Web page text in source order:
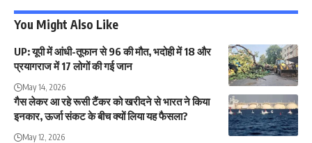
You Might Also Like
UP: यूपी में आंधी-तूफान से 96 की मौत, भदोही में 18 और
प्रयागराज में 17 लोगों की गई जान
May 14, 2026
गैस लेकर आ रहे रूसी टैंकर को खरीदने से भारत ने किया
इनकार, ऊर्जा संकट के बीच क्यों लिया यह फैसला?
May 12, 2026